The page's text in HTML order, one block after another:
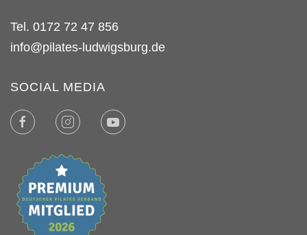
Tel. 0172 72 47 856
info@pilates-ludwigsburg.de
SOCIAL MEDIA